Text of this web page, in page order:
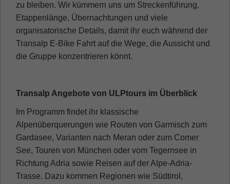
zu bleiben. Wir kümmern uns um Streckenführung,
Etappenlänge, Übernachtungen und viele
organisatorische Details, damit ihr euch während der
Transalp E-Bike Fahrt auf die Wege, die Aussicht und
die Gruppe konzentrieren könnt.
Transalp Angebote von ULPtours im Überblick
Im Programm findet ihr klassische
Alpenüberquerungen wie Routen von Garmisch zum
Gardasee, Varianten nach Meran oder zum Comer
See, Touren von München oder vom Tegernsee in
Richtung Adria sowie Reisen auf der Alpe-Adria-
Trasse. Dazu kommen Regionen wie Südtirol,